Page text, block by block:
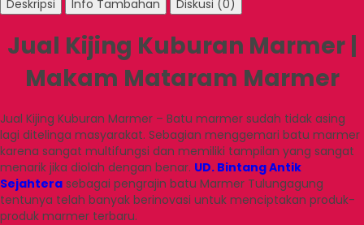
Deskripsi Info Tambahan Diskusi (0)
Jual Kijing Kuburan Marmer |
Makam Mataram Marmer
Jual Kijing Kuburan Marmer – Batu marmer sudah tidak asing
lagi ditelinga masyarakat. Sebagian menggemari batu marmer
karena sangat multifungsi dan memiliki tampilan yang sangat
menarik jika diolah dengan benar. UD. Bintang Antik
Sejahtera sebagai pengrajin batu Marmer Tulungagung
tentunya telah banyak berinovasi untuk menciptakan produk-
produk marmer terbaru.